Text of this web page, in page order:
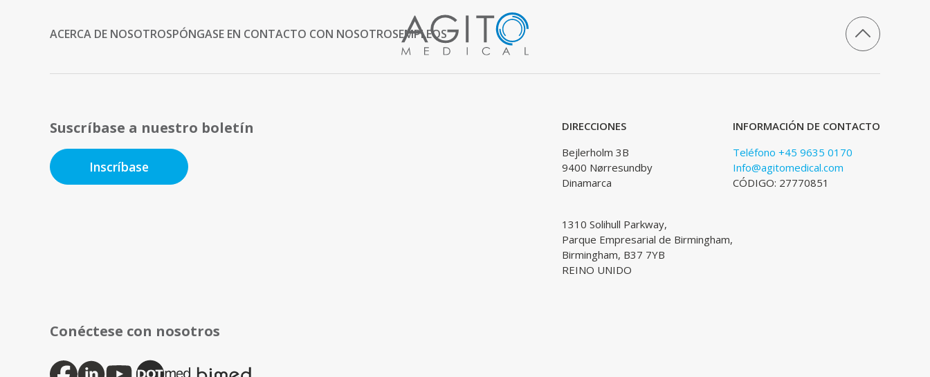
ACERCA DE NOSOTROSPÓNGASE EN CONTACTO CON NOSOTROSEMPLEOS
Suscríbase a nuestro boletín
Inscríbase
DIRECCIONES
Bejlerholm 3B
9400 Nørresundby
Dinamarca
1310 Solihull Parkway,
Parque Empresarial de Birmingham,
Birmingham, B37 7YB
REINO UNIDO
INFORMACIÓN DE CONTACTO
Teléfono +45 9635 0170
Info@agitomedical.com
CÓDIGO: 27770851
Conéctese con nosotros